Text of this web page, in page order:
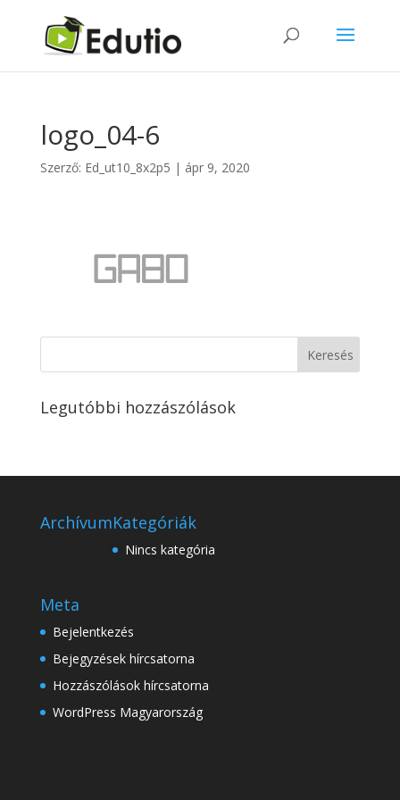
logo_04-6
Szerző: Ed_ut10_8x2p5 | ápr 9, 2020
Legutóbbi hozzászólások
ArchívumKategóriák
Nincs kategória
Meta
Bejelentkezés
Bejegyzések hírcsatorna
Hozzászólások hírcsatorna
WordPress Magyarország